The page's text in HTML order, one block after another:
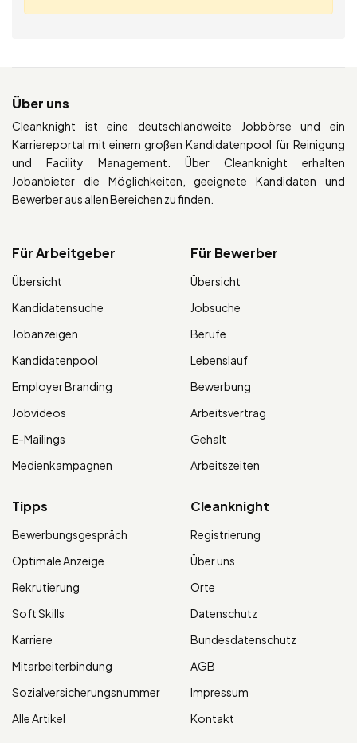
Über uns
Cleanknight ist eine deutschlandweite Jobbörse und ein
Karriereportal mit einem großen Kandidatenpool für Reinigung
und Facility Management. Über Cleanknight erhalten
Jobanbieter die Möglichkeiten, geeignete Kandidaten und
Bewerber aus allen Bereichen zu finden.
Für Arbeitgeber
Übersicht
Kandidatensuche
Jobanzeigen
Kandidatenpool
Employer Branding
Jobvideos
E-Mailings
Medienkampagnen
Für Bewerber
Übersicht
Jobsuche
Berufe
Lebenslauf
Bewerbung
Arbeitsvertrag
Gehalt
Arbeitszeiten
Tipps
Bewerbungsgespräch
Optimale Anzeige
Rekrutierung
Soft Skills
Karriere
Mitarbeiterbindung
Sozialversicherungsnummer
Alle Artikel
Cleanknight
Registrierung
Über uns
Orte
Datenschutz
Bundesdatenschutz
AGB
Impressum
Kontakt